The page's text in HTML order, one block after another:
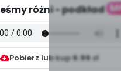
różni - podkład do
Pobierz lub kup9.99zł